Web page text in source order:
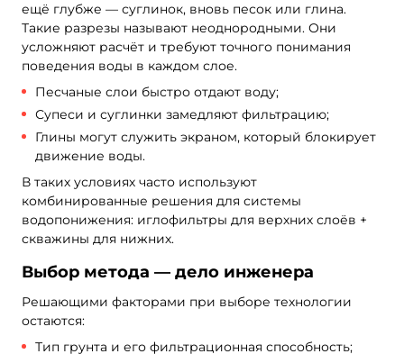
ещё глубже — суглинок, вновь песок или глина.
Такие разрезы называют неоднородными. Они
усложняют расчёт и требуют точного понимания
поведения воды в каждом слое.
Песчаные слои быстро отдают воду;
Супеси и суглинки замедляют фильтрацию;
Глины могут служить экраном, который блокирует
движение воды.
В таких условиях часто используют
комбинированные решения для системы
водопонижения: иглофильтры для верхних слоёв +
скважины для нижних.
Выбор метода — дело инженера
Решающими факторами при выборе технологии
остаются:
Тип грунта и его фильтрационная способность;